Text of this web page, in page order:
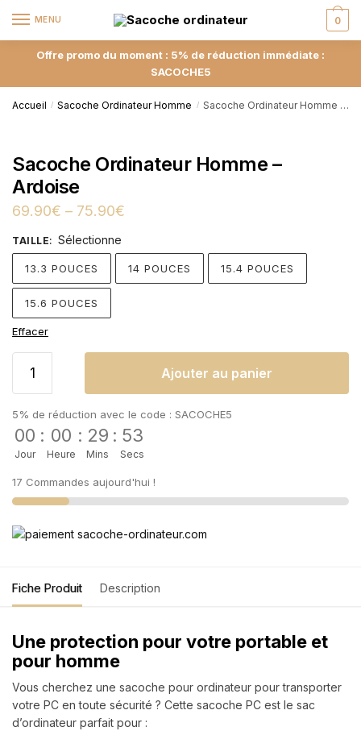
MENU 0
Offre promo du moment : 5% de réduction immédiate :
SACOCHE5
Accueil / Sacoche Ordinateur Homme / Sacoche Ordinateur Homme – Ardoise
Sacoche Ordinateur Homme –
Ardoise
69.90€ – 75.90€
TAILLE: Sélectionne
13.3 POUCES 14 POUCES 15.4 POUCES
15.6 POUCES
Effacer
Ajouter au panier
5% de réduction avec le code : SACOCHE5
00
Jour
: 00
Heure
: 29
Mins
: 52
Secs
17 Commandes aujourd'hui !
Fiche Produit Description
Une protection pour votre portable et
pour homme
Vous cherchez une sacoche pour ordinateur pour transporter
votre PC en toute sécurité ? Cette sacoche PC est le sac
d’ordinateur parfait pour :